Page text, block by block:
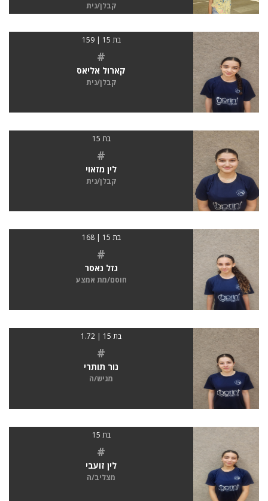
קבלן/נית
בת 15 | 159
#
קארול אליאס
קבלן/נית
בת 15
#
לין מזאוי
קבלן/נית
בת 15 | 168
#
גזל נאסר
חוסם/מת אמצע
בת 15 | 1.72
#
נור תותרי
מגיש/ה
בת 15
#
לין זועבי
מצליב/ה